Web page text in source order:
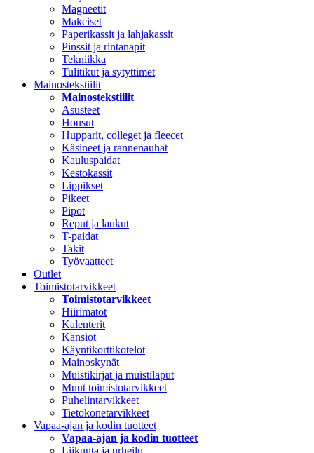
Magneetit
Makeiset
Paperikassit ja lahjakassit
Pinssit ja rintanapit
Tekniikka
Tulitikut ja sytyttimet
Mainostekstiilit
Mainostekstiilit
Asusteet
Housut
Hupparit, colleget ja fleecet
Käsineet ja rannenauhat
Kauluspaidat
Kestokassit
Lippikset
Pikeet
Pipot
Reput ja laukut
T-paidat
Takit
Työvaatteet
Outlet
Toimistotarvikkeet
Toimistotarvikkeet
Hiirimatot
Kalenterit
Kansiot
Käyntikorttikotelot
Mainoskynät
Muistikirjat ja muistilaput
Muut toimistotarvikkeet
Puhelintarvikkeet
Tietokonetarvikkeet
Vapaa-ajan ja kodin tuotteet
Vapaa-ajan ja kodin tuotteet
Liikunta ja urheilu